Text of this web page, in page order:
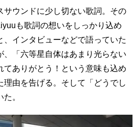
サウンドに少し切ない歌詞。その
も歌詞の想いをしっかり込め
インタビューなどで語っていた
「六等星自体はあまり光らない
ありがとう！という意味も込め
由を告げる。そして「どうでし
。